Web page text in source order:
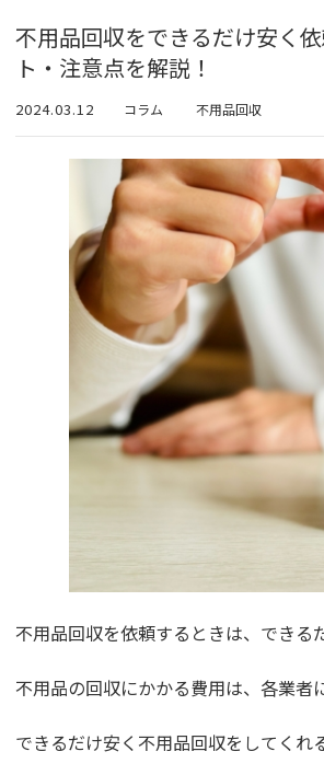
不用品回収をできるだけ安く
ト・注意点を解説！
2024.03.12 コラム 不用品回収
不用品回収を依頼するときは、できる
不用品の回収にかかる費用は、各業者
できるだけ安く不用品回収をしてくれ